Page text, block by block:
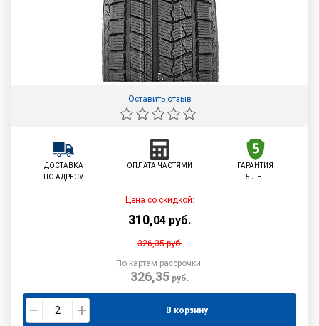
Оставить отзыв
ДОСТАВКА
ПО АДРЕСУ
ОПЛАТА ЧАСТЯМИ
ГАРАНТИЯ
5 ЛЕТ
Цена со скидкой:
310,04 руб.
326,35руб.
По картам рассрочки:
326,35руб.
В корзину